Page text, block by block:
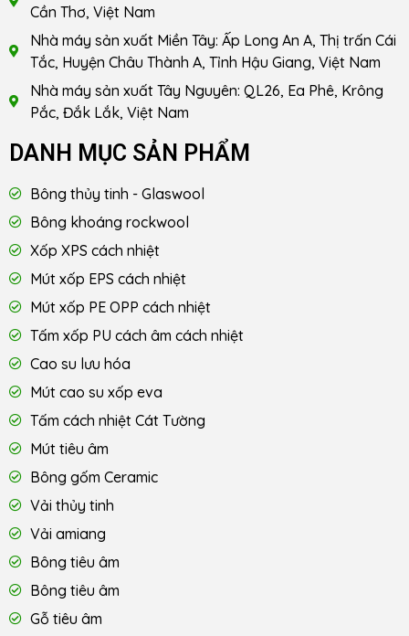
Cần Thơ, Việt Nam
Nhà máy sản xuất Miền Tây: Ấp Long An A, Thị trấn Cái
Tắc, Huyện Châu Thành A, Tỉnh Hậu Giang, Việt Nam
Nhà máy sản xuất Tây Nguyên: QL26, Ea Phê, Krông
Pắc, Đắk Lắk, Việt Nam
DANH MỤC SẢN PHẨM
Bông thủy tinh - Glaswool
Bông khoáng rockwool
Xốp XPS cách nhiệt
Mút xốp EPS cách nhiệt
Mút xốp PE OPP cách nhiệt
Tấm xốp PU cách âm cách nhiệt
Cao su lưu hóa
Mút cao su xốp eva
Tấm cách nhiệt Cát Tường
Mút tiêu âm
Bông gốm Ceramic
Vải thủy tinh
Vải amiang
Bông tiêu âm
Bông tiêu âm
Gỗ tiêu âm